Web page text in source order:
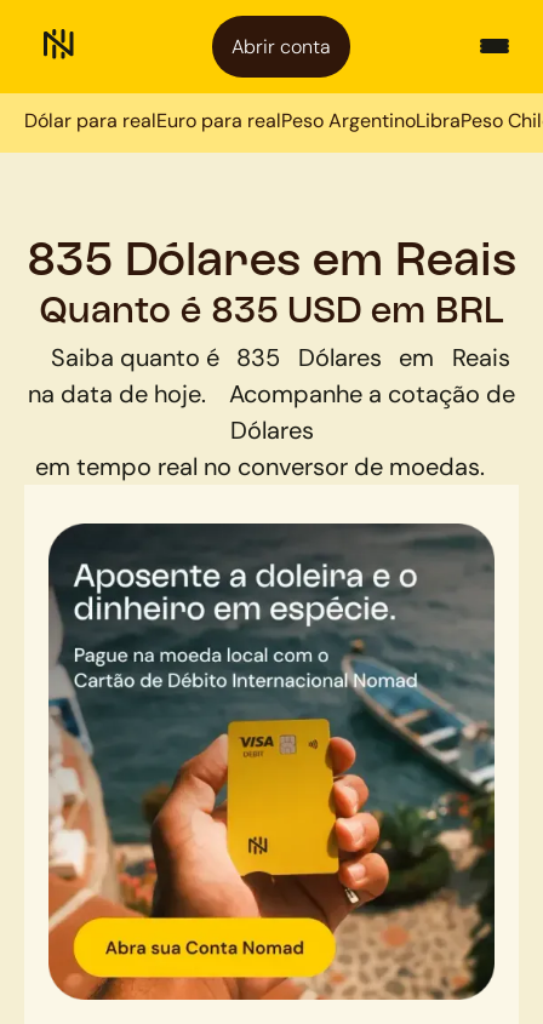
Abrir conta
Dólar para realEuro para realPeso ArgentinoLibraPeso
835 Dólares em Reais
Quanto é 835 USD em BRL
Saiba quanto é 835 Dólares em
Reais
na data de hoje.
Acompanhe a cotação de
Dólares
em tempo real no conversor de moedas.